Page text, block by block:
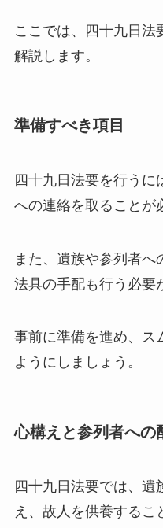
ここでは、四十九日法
解説します。
準備すべき項目
四十九日法要を行うに
への連絡を取ることが
また、遺族や参列者
法具の手配も行う必要
事前に準備を進め、ス
ようにしましょう。
心構えと参列者への
四十九日法要では、遺
え、故人を供養するこ